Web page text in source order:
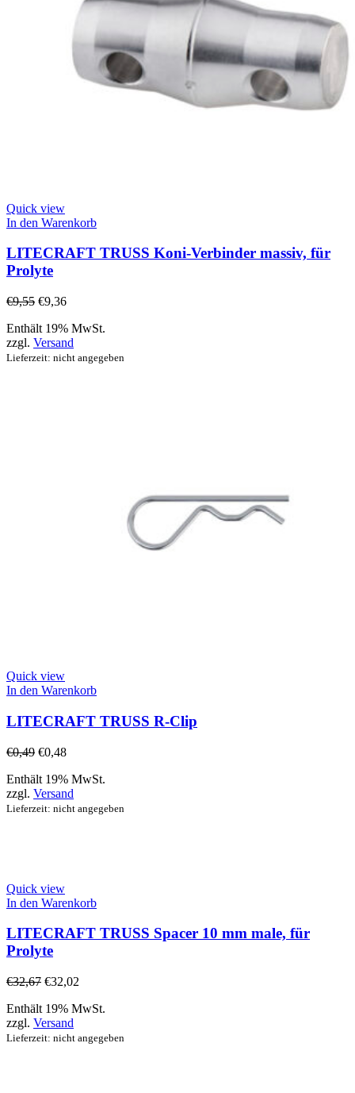
Quick view
In den Warenkorb
LITECRAFT TRUSS Koni-Verbinder massiv, für
Prolyte
€9,55 €9,36
Enthält 19% MwSt.
zzgl. Versand
Lieferzeit: nicht angegeben
Quick view
In den Warenkorb
LITECRAFT TRUSS R-Clip
€0,49 €0,48
Enthält 19% MwSt.
zzgl. Versand
Lieferzeit: nicht angegeben
Quick view
In den Warenkorb
LITECRAFT TRUSS Spacer 10 mm male, für
Prolyte
€32,67 €32,02
Enthält 19% MwSt.
zzgl. Versand
Lieferzeit: nicht angegeben